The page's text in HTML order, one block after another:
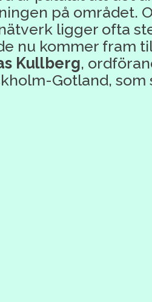
på området.
ligger ofta
nu kommer fram
Kullberg,
Gotland, som